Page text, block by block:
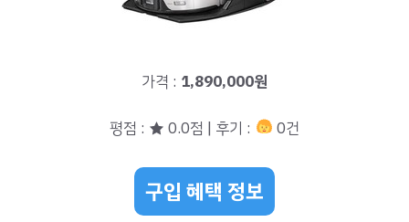
가격 : 1,890,000원
평점 : ★ 0.0점 | 후기 : 0건
구입 혜택 정보